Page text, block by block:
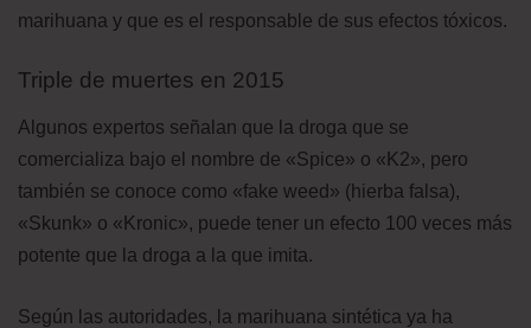
marihuana y que es el responsable de sus efectos tóxicos.
Triple de muertes en 2015
Algunos expertos señalan que la droga que se
comercializa bajo el nombre de «Spice» o «K2», pero
también se conoce como «fake weed» (hierba falsa),
«Skunk» o «Kronic», puede tener un efecto 100 veces más
potente que la droga a la que imita.
Según las autoridades, la marihuana sintética ya ha